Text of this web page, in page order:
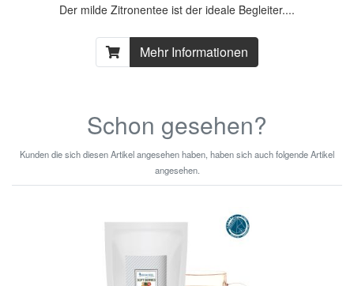
Der milde Zitronentee ist der ideale Begleiter....
Mehr Informationen
Schon gesehen?
Kunden die sich diesen Artikel angesehen haben, haben sich auch folgende Artikel
angesehen.